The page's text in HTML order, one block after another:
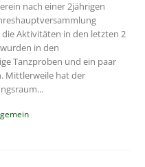
nach einer 2jährigen
Aktivitäten in den letzten 2
in den
Tanzproben und ein paar
Mittlerweile hat der